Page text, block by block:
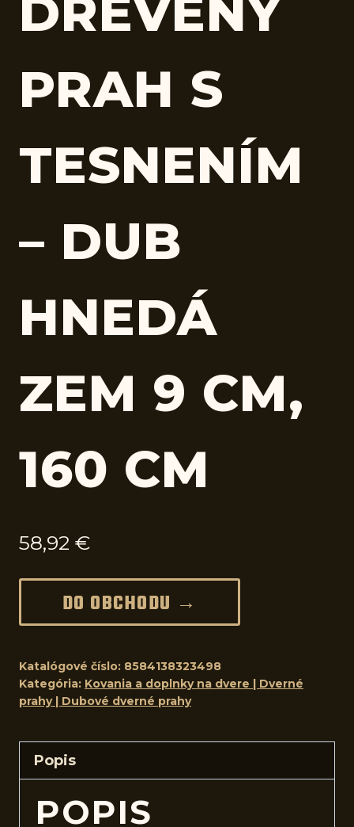
DREVENÝ
PRAH S
TESNENÍM
– DUB
HNEDÁ
ZEM 9 CM,
160 CM
58,92 €
DO OBCHODU →
Katalógové číslo: 8584138323498
Kategória: Kovania a doplnky na dvere | Dverné
prahy | Dubové dverné prahy
Popis
POPIS